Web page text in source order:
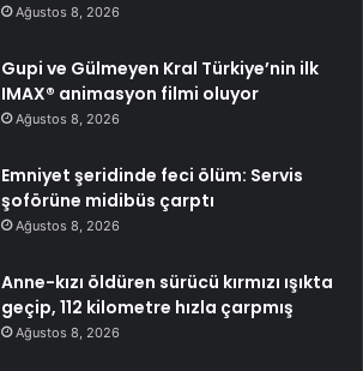
Ağustos 8, 2026
Gupi ve Gülmeyen Kral Türkiye’nin ilk
IMAX® animasyon filmi oluyor
Ağustos 8, 2026
Emniyet şeridinde feci ölüm: Servis
şoförüne midibüs çarptı
Ağustos 8, 2026
Anne-kızı öldüren sürücü kırmızı ışıkta
geçip, 112 kilometre hızla çarpmış
Ağustos 8, 2026